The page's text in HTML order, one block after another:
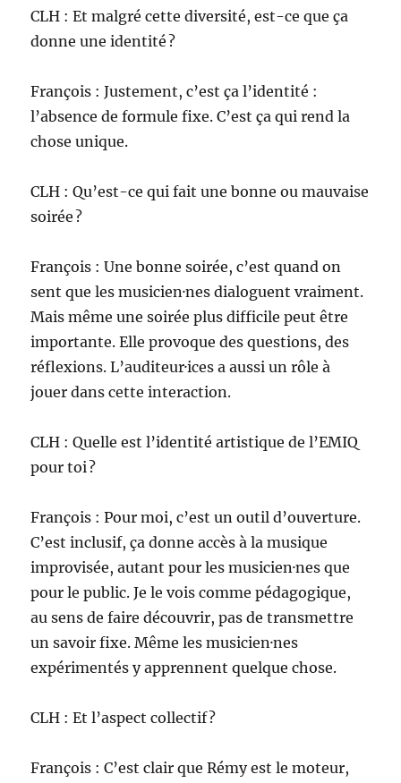
CLH : Et malgré cette diversité, est-ce que ça
donne une identité ?
François : Justement, c’est ça l’identité :
l’absence de formule fixe. C’est ça qui rend la
chose unique.
CLH : Qu’est-ce qui fait une bonne ou mauvaise
soirée ?
François : Une bonne soirée, c’est quand on
sent que les musicien·nes dialoguent vraiment.
Mais même une soirée plus difficile peut être
importante. Elle provoque des questions, des
réflexions. L’auditeur·ices a aussi un rôle à
jouer dans cette interaction.
CLH : Quelle est l’identité artistique de l’EMIQ
pour toi ?
François : Pour moi, c’est un outil d’ouverture.
C’est inclusif, ça donne accès à la musique
improvisée, autant pour les musicien·nes que
pour le public. Je le vois comme pédagogique,
au sens de faire découvrir, pas de transmettre
un savoir fixe. Même les musicien·nes
expérimentés y apprennent quelque chose.
CLH : Et l’aspect collectif ?
François : C’est clair que Rémy est le moteur,